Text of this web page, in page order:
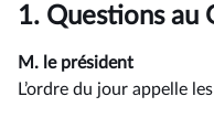
1. Questions au
M. le président
L’ordre du jour appelle